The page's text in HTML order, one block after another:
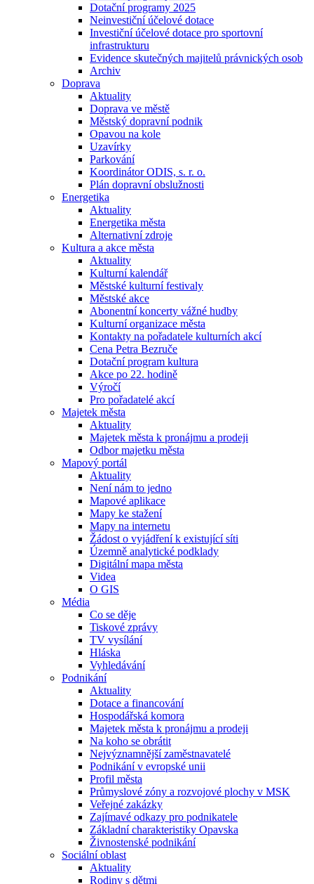
Dotační programy 2025
Neinvestiční účelové dotace
Investiční účelové dotace pro sportovní
infrastrukturu
Evidence skutečných majitelů právnických osob
Archiv
Doprava
Aktuality
Doprava ve městě
Městský dopravní podnik
Opavou na kole
Uzavírky
Parkování
Koordinátor ODIS, s. r. o.
Plán dopravní obslužnosti
Energetika
Aktuality
Energetika města
Alternativní zdroje
Kultura a akce města
Aktuality
Kulturní kalendář
Městské kulturní festivaly
Městské akce
Abonentní koncerty vážné hudby
Kulturní organizace města
Kontakty na pořadatele kulturních akcí
Cena Petra Bezruče
Dotační program kultura
Akce po 22. hodině
Výročí
Pro pořadatelé akcí
Majetek města
Aktuality
Majetek města k pronájmu a prodeji
Odbor majetku města
Mapový portál
Aktuality
Není nám to jedno
Mapové aplikace
Mapy ke stažení
Mapy na internetu
Žádost o vyjádření k existující síti
Územně analytické podklady
Digitální mapa města
Videa
O GIS
Média
Co se děje
Tiskové zprávy
TV vysílání
Hláska
Vyhledávání
Podnikání
Aktuality
Dotace a financování
Hospodářská komora
Majetek města k pronájmu a prodeji
Na koho se obrátit
Nejvýznamnější zaměstnavatelé
Podnikání v evropské unii
Profil města
Průmyslové zóny a rozvojové plochy v MSK
Veřejné zakázky
Zajímavé odkazy pro podnikatele
Základní charakteristiky Opavska
Živnostenské podnikání
Sociální oblast
Aktuality
Rodiny s dětmi